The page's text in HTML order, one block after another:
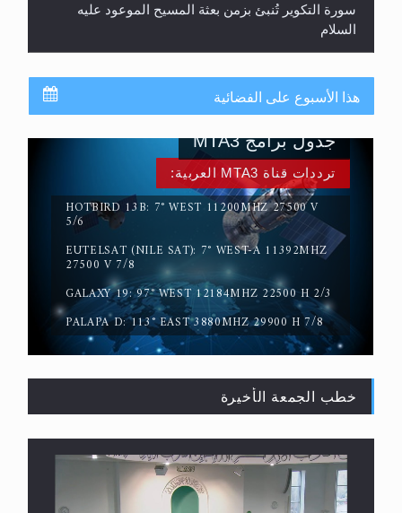
سورة التكوير تُنبئ بزمن بعثة المسيح الموعود عليه
السلام
حقيقة المسيح الدجال
القرآن قاضٍ وحكمٌ على السنة ومهيمنٌ عليها.. ليس
العكس
هذا الأسبوع على الفضائية
ترددات قناة MTA3 العربية:
HOTBIRD 13B: 7° WEST 11200MHZ 27500 V
5/6
EUTELSAT (NILE SAT): 7° WEST-A 11392MHZ
27500 V 7/8
GALAXY 19: 97° WEST 12184MHZ 22500 H 2/3
PALAPA D: 113° EAST 3880MHZ 29900 H 7/8
جدول برامج MTA3
خطب الجمعة الأخيرة